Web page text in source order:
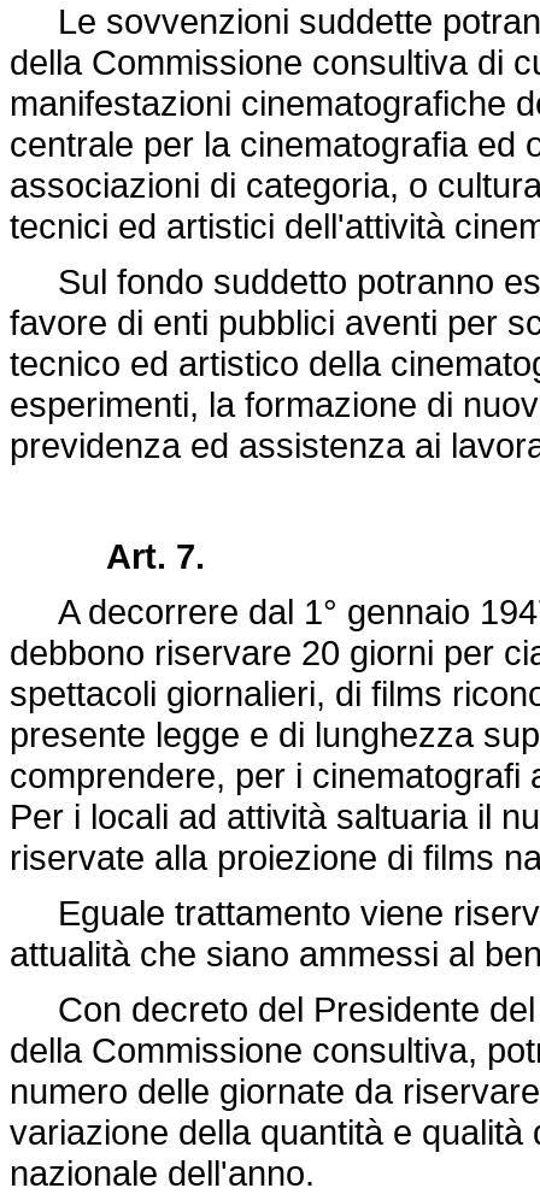
Le sovvenzioni suddette
della Commissione consultiva di
manifestazioni cinematografiche
centrale per la cinematografia ed
associazioni di categoria, o
tecnici ed artistici dell'attività
Sul fondo suddetto potranno
favore di enti pubblici aventi per
tecnico ed artistico della
esperimenti, la formazione di
previdenza ed assistenza ai
Art. 7.
A decorrere dal 1° gennaio
debbono riservare 20 giorni per
spettacoli giornalieri, di films
presente legge e di lunghezza
comprendere, per i cinematografi
Per i locali ad attività saltuaria il
riservate alla proiezione di films
Eguale trattamento viene
attualità che siano ammessi al
Con decreto del Presidente del
della Commissione consultiva,
numero delle giornate da
variazione della quantità e
nazionale dell'anno.